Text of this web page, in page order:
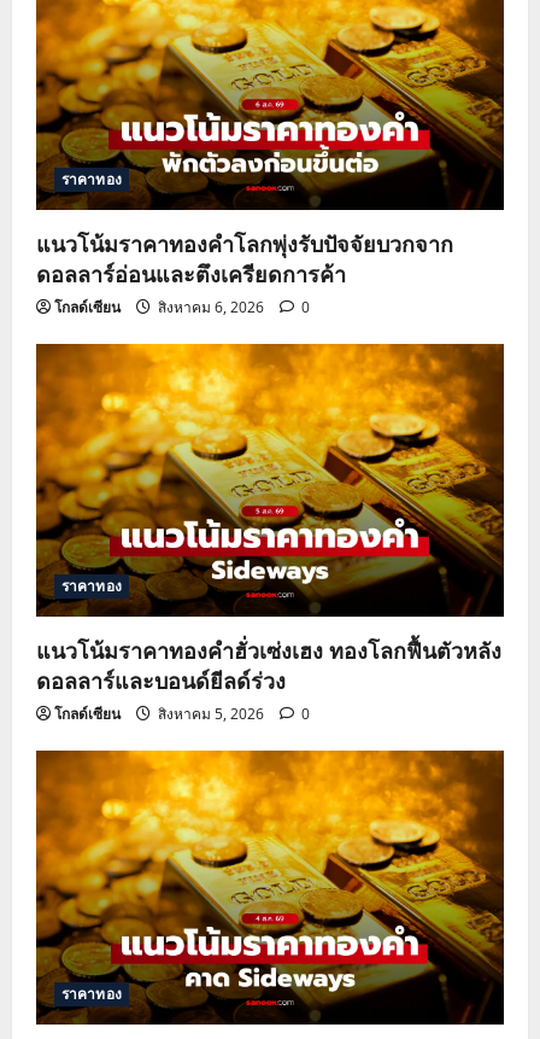
g
a
t
i
o
n
ราคาทอง
แนวโน้มราคาทองคำโลกพุ่งรับปัจจัยบวกจาก
ดอลลาร์อ่อนและตึงเครียดการค้า
โกลด์เซียน สิงหาคม 6, 2026 0
ราคาทอง
แนวโน้มราคาทองคำฮั่วเซ่งเฮง ทองโลกฟื้นตัวหลัง
ดอลลาร์และบอนด์ยีลด์ร่วง
โกลด์เซียน สิงหาคม 5, 2026 0
ราคาทอง